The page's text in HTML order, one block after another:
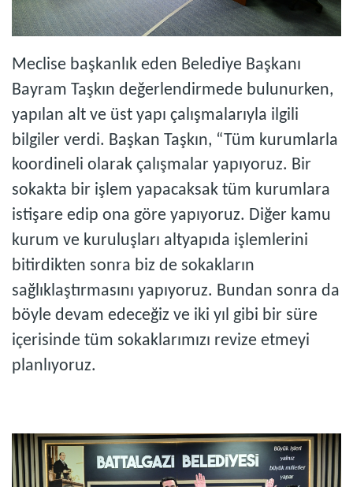
Meclise başkanlık eden Belediye Başkanı
Bayram Taşkın değerlendirmede bulunurken,
yapılan alt ve üst yapı çalışmalarıyla ilgili
bilgiler verdi. Başkan Taşkın, “Tüm kurumlarla
koordineli olarak çalışmalar yapıyoruz. Bir
sokakta bir işlem yapacaksak tüm kurumlara
istişare edip ona göre yapıyoruz. Diğer kamu
kurum ve kuruluşları altyapıda işlemlerini
bitirdikten sonra biz de sokakların
sağlıklaştırmasını yapıyoruz. Bundan sonra da
böyle devam edeceğiz ve iki yıl gibi bir süre
içerisinde tüm sokaklarımızı revize etmeyi
planlıyoruz.